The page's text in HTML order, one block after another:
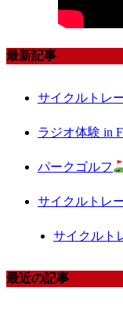
最新記事
サイクルトレ
ラジオ体験 in
パークゴルフ
サイクルトレ
サイクルト
最近の記事